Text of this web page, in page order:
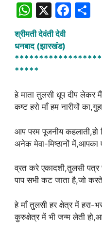
W
h
at
s
A
p
p
X
F
e
o
o
e
श्रीमती देवंती देवी
धनबाद (झारखंड)
*****
हे माता तुलसी धूप दीप लेकर
कष्ट हरो माँ हम नारीयों
आप परम पूजनीय कहलाती,हो
अनेक मेवा-मिष्ठानों में,आपका
व्रत करे एकादशी,तुलसी
पाप सभी कट जाता है,जो करते
हे माँ तुलसी हर क्षेत्र में हरा-
कुरुक्षेत्र में भी जन्म लेती